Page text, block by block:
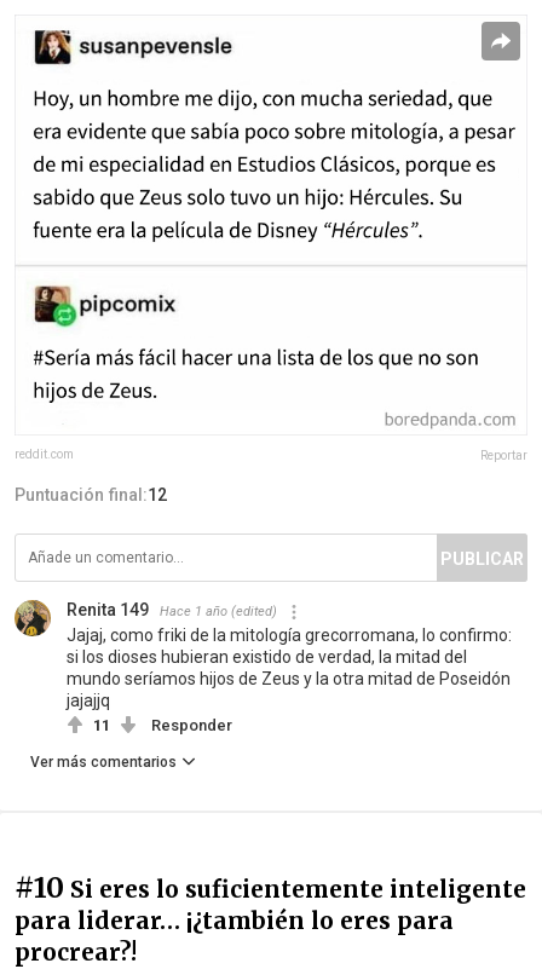
reddit.com Reportar
Puntuación final:12
PUBLICAR
Renita 149 Hace 1 año (edited)
Jajaj, como friki de la mitología grecorromana, lo confirmo:
si los dioses hubieran existido de verdad, la mitad del
mundo seríamos hijos de Zeus y la otra mitad de Poseidón
jajajjq
11 Responder
Ver más comentarios
#10 Si eres lo suficientemente inteligente
para liderar… ¡¿también lo eres para
procrear?!